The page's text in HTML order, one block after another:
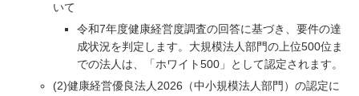
いて
令和7年度健康経営度調査の回答に基づき、要件の達
成状況を判定します。大規模法人部門の上位500位ま
での法人は、「ホワイト500」として認定されます。
(2)健康経営優良法人2026（中小規模法人部門）の認定に